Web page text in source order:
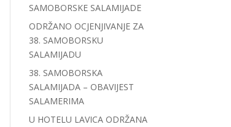
SAMOBORSKE SALAMIJADE
ODRŽANO OCJENJIVANJE ZA
38. SAMOBORSKU
SALAMIJADU
38. SAMOBORSKA
SALAMIJADA – OBAVIJEST
SALAMERIMA
U HOTELU LAVICA ODRŽANA